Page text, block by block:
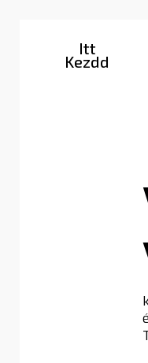
Itt
Kezdd